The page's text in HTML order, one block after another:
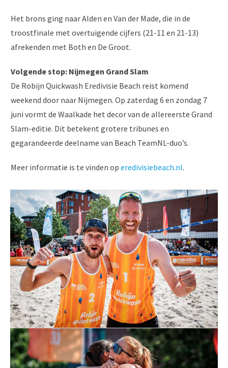
Het brons ging naar Alden en Van der Made, die in de
troostfinale met overtuigende cijfers (21-11 en 21-13)
afrekenden met Both en De Groot.
Volgende stop: Nijmegen Grand Slam
De Robijn Quickwash Eredivisie Beach reist komend
weekend door naar Nijmegen. Op zaterdag 6 en zondag 7
juni vormt de Waalkade het decor van de allereerste Grand
Slam-editie. Dit betekent grotere tribunes en
gegarandeerde deelname van Beach TeamNL-duo’s.
Meer informatie is te vinden op eredivisiebeach.nl.